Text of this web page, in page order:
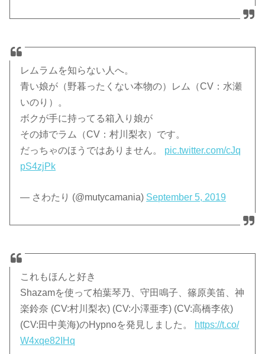
レムラムを知らない人へ。
青い娘が（野暮ったくない本物の）レム（CV：水瀬
いのり）。
ボクが手に持ってる箱入り娘が
その姉でラム（CV：村川梨衣）です。
だっちゃのほうではありません。 pic.twitter.com/cJq
pS4zjPk
— さわたり (@mutycamania) September 5, 2019
これもほんと好き
Shazamを使って柏葉琴乃、守田鳴子、篠原美笛、神
楽鈴奈 (CV:村川梨衣) (CV:小澤亜李) (CV:高橋李依)
(CV:田中美海)のHypnoを発見しました。
https://t.co/
W4xqe82IHq